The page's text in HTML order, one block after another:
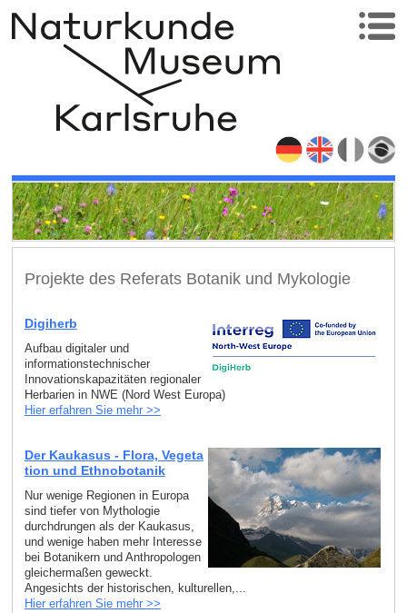
Projekte des Referats Botanik und Mykologie
Digiherb
Aufbau digitaler und
informationstechnischer
Innovationskapazitäten regionaler
Herbarien in NWE (Nord West Europa)
Hier erfahren Sie mehr >>
Der Kaukasus - Flora, Vegeta
tion und Ethnobotanik
Nur wenige Regionen in Europa
sind tiefer von Mythologie
durchdrungen als der Kaukasus,
und wenige haben mehr Interesse
bei Botanikern und Anthropologen
gleichermaßen geweckt.
Angesichts der historischen, kulturellen,...
Hier erfahren Sie mehr >>